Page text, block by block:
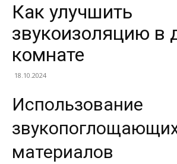
Как улучшить
звукоизоляцию в
комнате
18.10.2024
Использование
материалов